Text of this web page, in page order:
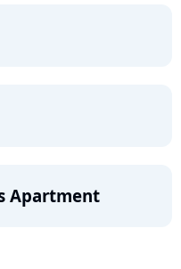
Apartment